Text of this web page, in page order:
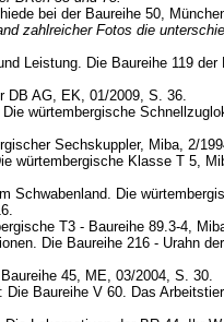
bei der Baureihe 50,
zahlreicher Fotos die
Leistung. Die Baureihe 119 der
DB AG, EK, 01/2009, S. 36.
würtembergische
Sechskuppler, Miba, 2/
würtembergische Klasse T 5,
Schwabenland. Die
T3 - Baureihe 89.3-4,
Die Baureihe 216 - Urahn
45, ME, 03/2004, S. 30.
: Die Baureihe V 60. Das